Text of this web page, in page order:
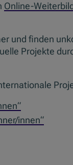
Online-
und finden
Projekte
innen“